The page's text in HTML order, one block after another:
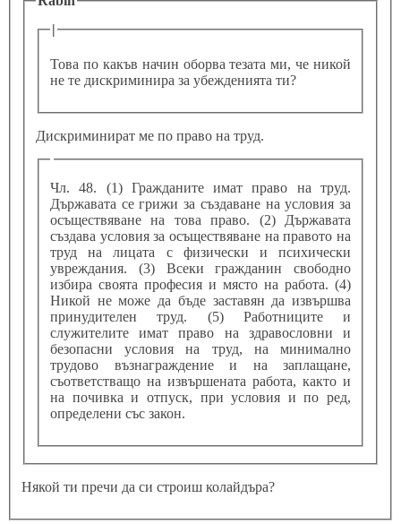
|
Това по какъв начин оборва тезата ми, че никой
не те дискриминира за убежденията ти?
Дискриминират ме по право на труд.
Чл. 48. (1) Гражданите имат право на труд.
Държавата се грижи за създаване на условия за
осъществяване на това право. (2) Държавата
създава условия за осъществяване на правото на
труд на лицата с физически и психически
увреждания. (3) Всеки гражданин свободно
избира своята професия и място на работа. (4)
Никой не може да бъде заставян да извършва
принудителен труд. (5) Работниците и
служителите имат право на здравословни и
безопасни условия на труд, на минимално
трудово възнаграждение и на заплащане,
съответстващо на извършената работа, както и
на почивка и отпуск, при условия и по ред,
определени със закон.
Някой ти пречи да си строиш колайдъра?